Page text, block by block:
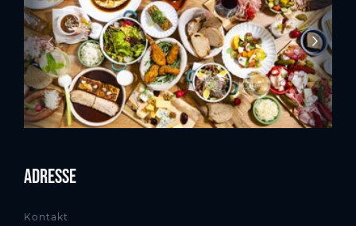
Adresse
Kontakt